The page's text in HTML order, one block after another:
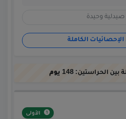
صيدلية وحيدة
الكاملة
بين الحراستين:148 يوم
الأولى